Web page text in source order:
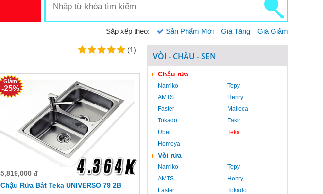
Sắp xếp theo: Sản Phẩm Mới Giá Tăng Giá Giảm
(1)
5,819,000 đ
Chậu Rửa Bát Teka UNIVERSO 79 2B
-25%
VÒI - CHẬU - SEN
Chậu rửa
Namiko
Topy
AMTS
Henry
Faster
Malloca
Tokado
Fakir
Uber
Teka
Homeya
Vòi rửa
Namiko
Topy
AMTS
Henry
Faster
Tokado